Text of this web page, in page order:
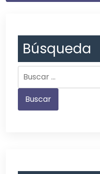
Búsqueda